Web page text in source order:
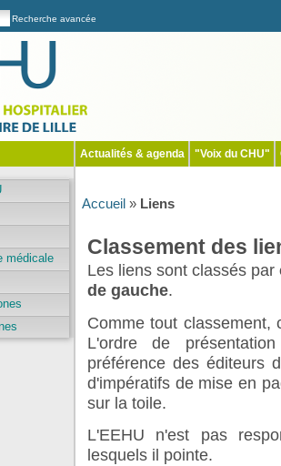
Recherche avancée
Actualités & agenda "Voix du CHU"
médicale
Accueil » Liens
Classement des
Les liens sont classés par
de gauche.
Comme tout classement,
L'ordre de
préférence des éditeurs
d'impératifs de mise en
sur la toile.
L'EEHU n'est pas
lesquels il pointe.